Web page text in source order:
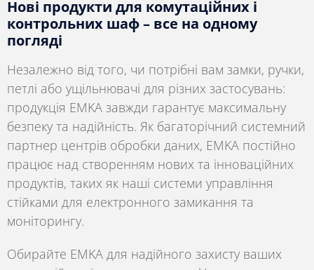
Нові продукти для комутаційних і
контрольних шаф – все на одному
погляді
Незалежно від того, чи потрібні вам замки, ручки,
петлі або ущільнювачі для різних застосувань:
продукція EMKA завжди гарантує максимальну
безпеку та надійність. Як багаторічний системний
партнер центрів обробки даних, EMKA постійно
працює над створенням нових та інноваційних
продуктів, таких як наші системи управління
стійками для електронного замикання та
моніторингу.
Обирайте EMKA для надійного захисту ваших